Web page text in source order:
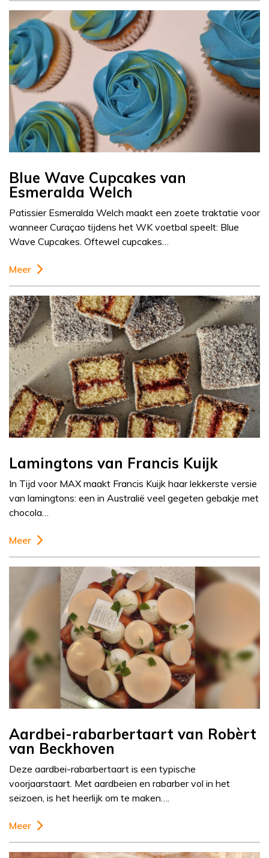
Blue Wave Cupcakes van
Esmeralda Welch
Patissier Esmeralda Welch maakt een zoete traktatie voor
wanneer Curaçao tijdens het WK voetbal speelt: Blue
Wave Cupcakes. Oftewel cupcakes…
Meer
Lamingtons van Francis Kuijk
In Tijd voor MAX maakt Francis Kuijk haar lekkerste versie
van lamingtons: een in Australië veel gegeten gebakje met
chocola…
Meer
Aardbei-rabarbertaart van Robèrt
van Beckhoven
Deze aardbei-rabarbertaart is een typische
voorjaarstaart. Met aardbeien en rabarber vol in het
seizoen, is het heerlijk om te maken….
Meer